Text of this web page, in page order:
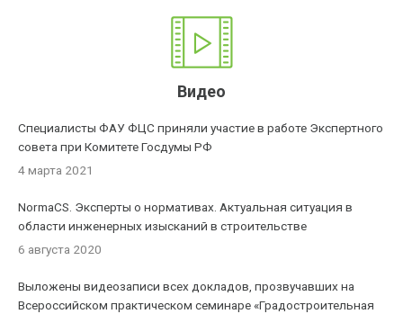
Видео
Специалисты ФАУ ФЦС приняли участие в работе Экспертного
совета при Комитете Госдумы РФ
4 марта 2021
NormaCS. Эксперты о нормативах. Актуальная ситуация в
области инженерных изысканий в строительстве
6 августа 2020
Выложены видеозаписи всех докладов, прозвучавших на
Всероссийском практическом семинаре «Градостроительная